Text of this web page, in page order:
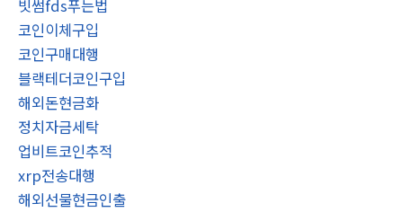
빗썸fds푸는법
코인이체구입
코인구매대행
블랙테더코인구입
해외돈현금화
정치자금세탁
업비트코인추적
xrp전송대행
해외선물현금인출